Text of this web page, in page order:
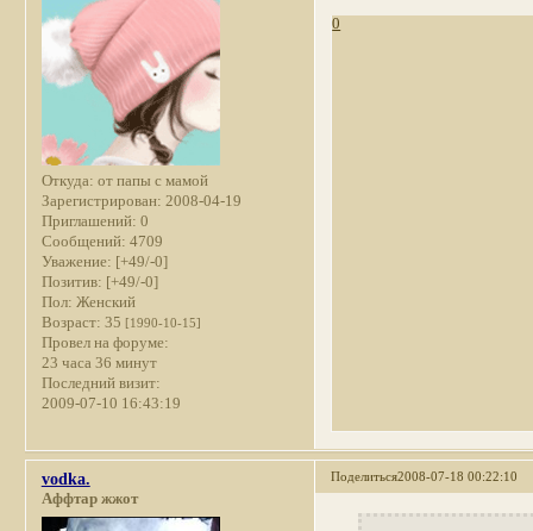
Откуда: от папы с мамой
Зарегистрирован: 2008-04-19
Приглашений: 0
Сообщений: 4709
Уважение: [+49/-0]
Позитив: [+49/-0]
Пол: Женский
Возраст: 35 [1990-10-15]
Провел на форуме:
23 часа 36 минут
Последний визит:
2009-07-10 16:43:19
0
Поделиться2008-07-18 00:22:10
vodka.
Аффтар жжот